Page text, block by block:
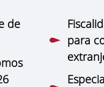
de
para